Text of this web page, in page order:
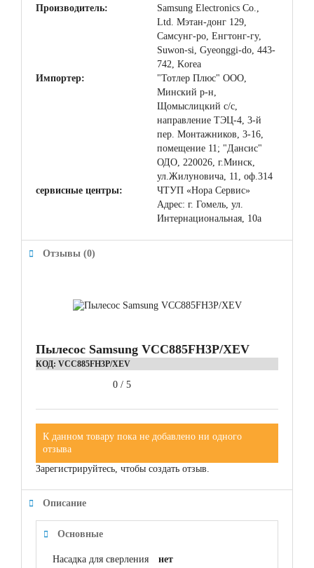
Производитель:
Samsung Electronics Co.,
Ltd. Мэтан-донг 129,
Самсунг-ро, Енгтонг-гу,
Suwon-si, Gyeonggi-do, 443-
742, Korea
Импортер:
"Тотлер Плюс" ООО,
Минский р-н,
Щомыслицкий с/с,
направление ТЭЦ-4, 3-й
пер. Монтажников, 3-16,
помещение 11; "Дансис"
ОДО, 220026, г.Минск,
ул.Жилуновича, 11, оф.314
сервисные центры:
ЧТУП «Нора Сервис»
Адрес: г. Гомель, ул.
Интернациональная, 10а
Отзывы (0)
Пылесос Samsung VCC885FH3P/XEV
КОД: VCC885FH3P/XEV
0 / 5
К данном товару пока не добавлено ни одного
отзыва
Зарегистрируйтесь, чтобы создать отзыв.
Описание
Основные
Насадка для сверления нет